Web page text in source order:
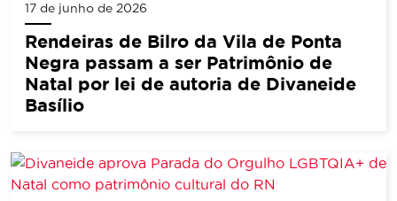
17 de junho de 2026
Rendeiras de Bilro da Vila de Ponta
Negra passam a ser Patrimônio de
Natal por lei de autoria de Divaneide
Basílio